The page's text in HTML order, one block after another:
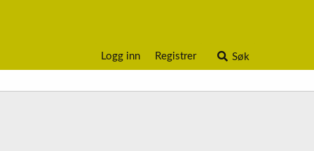
Logg inn Registrer Søk